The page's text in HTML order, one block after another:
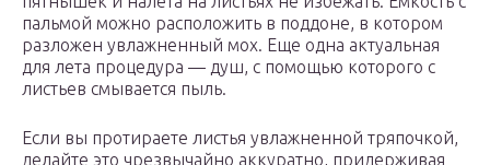
пальмой можно расположить в поддоне, в котором
разложен увлажненный мох. Еще одна актуальная
для лета процедура — душ, с помощью которого с
листьев смывается пыль.
Если вы протираете листья увлажненной тряпочкой,
делайте это чрезвычайно аккуратно, придерживая